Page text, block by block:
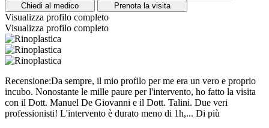
Chiedi al medico
Prenota la visita
Visualizza profilo completo
Visualizza profilo completo
Recensione:Da sempre, il mio profilo per me era un vero e proprio
incubo. Nonostante le mille paure per l'intervento, ho fatto la visita
con il Dott. Manuel De Giovanni e il Dott. Talini. Due veri
professionisti! L'intervento è durato meno di 1h,... Di più